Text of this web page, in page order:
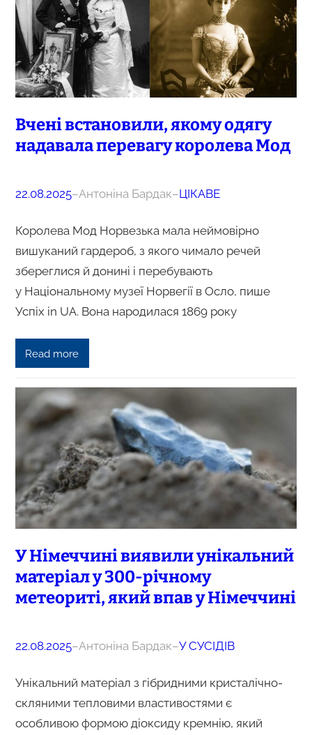
Вчені встановили, якому одягу
надавала перевагу королева Мод
22.08.2025–Антоніна Бардак–ЦІКАВЕ
Королева Мод Норвезька мала неймовірно
вишуканий гардероб, з якого чимало речей
збереглися й донині і перебувають
у Національному музеї Норвегії в Осло, пише
Успіх in UA. Вона народилася 1869 року
Read more
У Німеччині виявили унікальний
матеріал у 300-річному
метеориті, який впав у Німеччині
22.08.2025–Антоніна Бардак–У СУСІДІВ
Унікальний матеріал з гібридними кристалічно-
скляними тепловими властивостями є
особливою формою діоксиду кремнію, який